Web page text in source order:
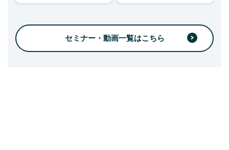
セミナー・動画一覧はこちら